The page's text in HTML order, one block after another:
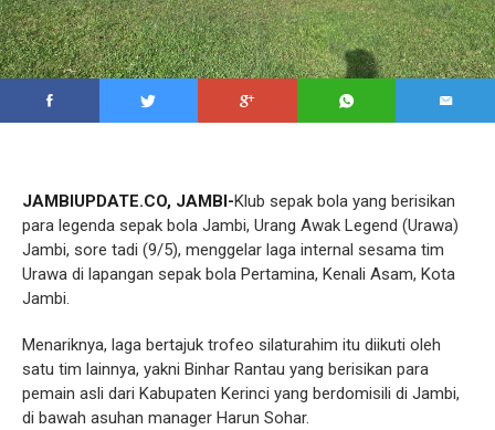
JAMBIUPDATE.CO, JAMBI-Klub sepak bola yang berisikan
para legenda sepak bola Jambi, Urang Awak Legend (Urawa)
Jambi, sore tadi (9/5), menggelar laga internal sesama tim
Urawa di lapangan sepak bola Pertamina, Kenali Asam, Kota
Jambi.
Menariknya, laga bertajuk trofeo silaturahim itu diikuti oleh
satu tim lainnya, yakni Binhar Rantau yang berisikan para
pemain asli dari Kabupaten Kerinci yang berdomisili di Jambi,
di bawah asuhan manager Harun Sohar.